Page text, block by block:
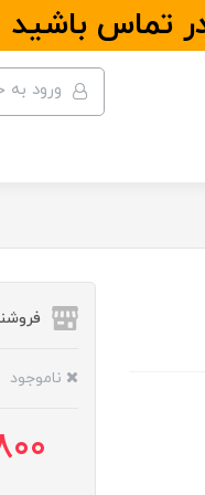
تماس باشید
ورود
ناموجود